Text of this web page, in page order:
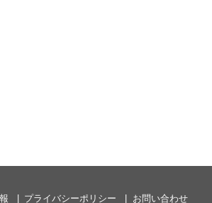
プライバシーポリシー お問い合わせ